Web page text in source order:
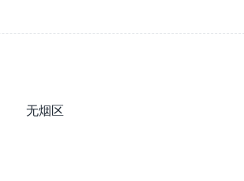
无烟区